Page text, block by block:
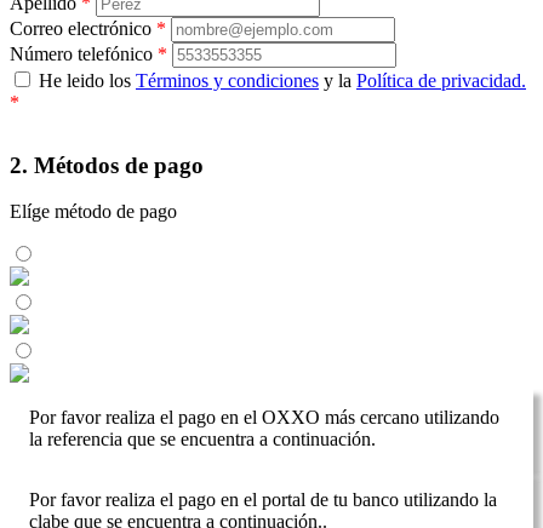
Correo electrónico *
Número telefónico *
He leido los Términos y condiciones y la Política de privacidad.
*
2. Métodos de pago
Elíge método de pago
Por favor realiza el pago en el OXXO más cercano utilizando
la referencia que se encuentra a continuación.
Por favor realiza el pago en el portal de tu banco utilizando la
clabe que se encuentra a continuación..